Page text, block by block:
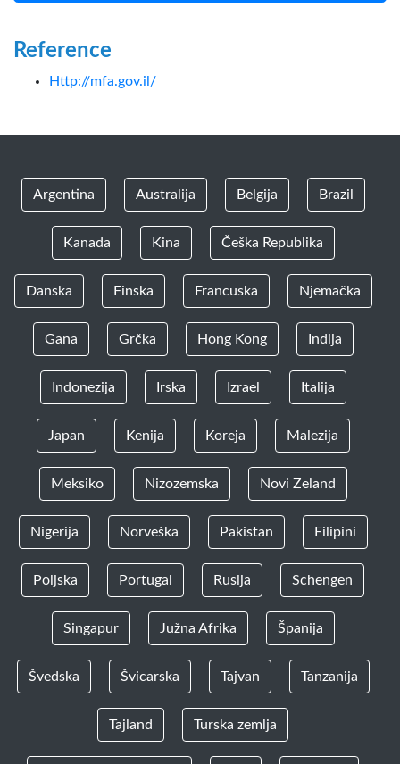
Reference
Http://mfa.gov.il/
Argentina Australija Belgija Brazil
Kanada Kina Češka Republika
Danska Finska Francuska Njemačka
Gana Grčka Hong Kong Indija
Indonezija Irska Izrael Italija
Japan Kenija Koreja Malezija
Meksiko Nizozemska Novi Zeland
Nigerija Norveška Pakistan Filipini
Poljska Portugal Rusija Schengen
Singapur Južna Afrika Španija
Švedska Švicarska Tajvan Tanzanija
Tajland Turska zemlja